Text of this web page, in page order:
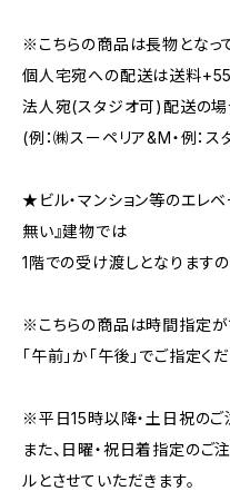
※こちらの商品は長物となって
個人宅宛への配送は送料
法人宛(スタジオ可)配送の
(例：㈱スーペリア&M・例：
★ビル・マンション等のエレ
無い』建物では
1階での受け渡しとなりますの
※こちらの商品は時間指定が
「午前」か「午後」でご指定くだ
※平日15時以降・土日祝のご
また、日曜・祝日着指定のご
ルとさせていただきます。